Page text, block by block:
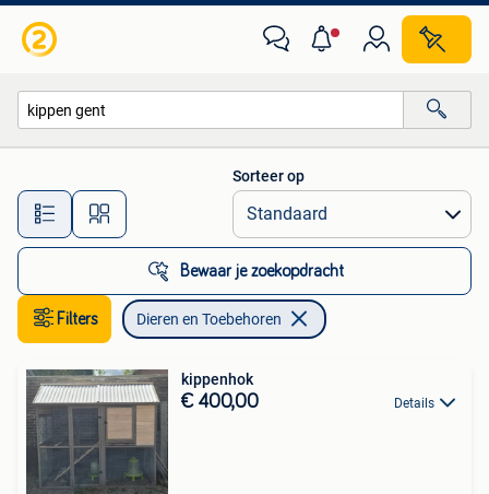
Alle afstanden…
Sorteer op
Bewaar je zoekopdracht
Filters Dieren en Toebehoren
kippenhok
€ 400,00 Details